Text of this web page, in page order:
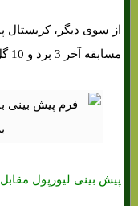
مسابقه آخر 3 برد و 10 گل بـه ثمر رسانده اسـت.
پیش بینی لیورپول